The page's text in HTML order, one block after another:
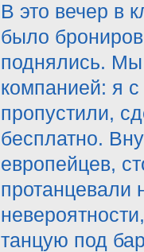
В это вечер в
было
поднялись.
компанией: я
пропустили,
бесплатно.
европейцев,
протанцевали
танцую под